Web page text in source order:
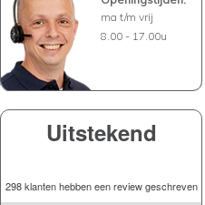
ma t/m vrij
8.00 - 17.00u
Uitstekend
298 klanten hebben een review geschreven